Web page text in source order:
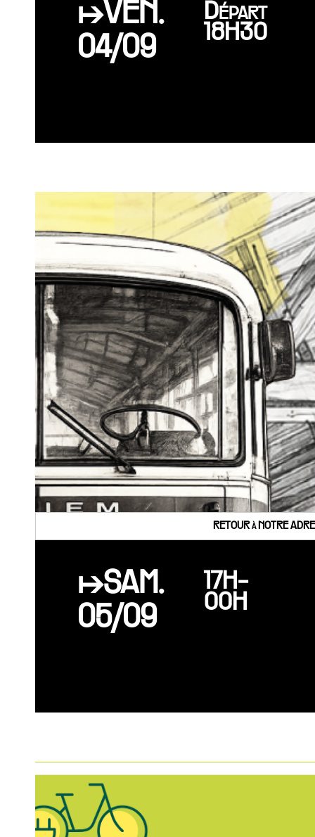
↦VEN.
04/09
Départ
18H30
RETOUR à NOTRE
↦SAM.
05/09
17H-
00H